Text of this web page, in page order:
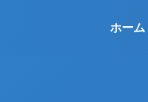
ホーム